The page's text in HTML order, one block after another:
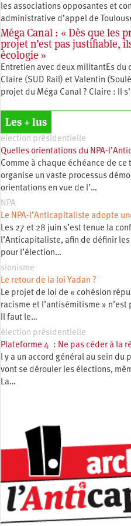
les associations opposantes et
administrative d’appel de
Méga Canal : « Dès que les
projet n’est pas justifiable,
écologie »
Entretien avec deux militantEs du
Claire (SUD Rail) et Valentin
projet du Méga Canal ? Claire : Il
Les + lus
élection présidentielle
Quelles orientations du NPA-
Comme à chaque échéance de
organise un vaste processus
orientations en vue de l’…
NPA
Le NPA-l’Anticapitaliste adopte
Les 27 et 28 juin s’est tenue la
l’Anticapitaliste, afin de définir
pour l’élection…
sionisme
Le retour de la loi Yadan ?
Le projet de loi de « cohésion
racisme et l’antisémitisme »
Il faut le…
élection présidentielle
Plateforme 4 : Ne pas céder à la
l y a un accord général au sein
vont se dérouler les élections,
La…